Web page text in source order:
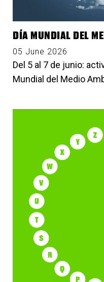
DÍA MUNDIAL DEL
05 June 2026
Del 5 al 7 de junio:
Mundial del Medio